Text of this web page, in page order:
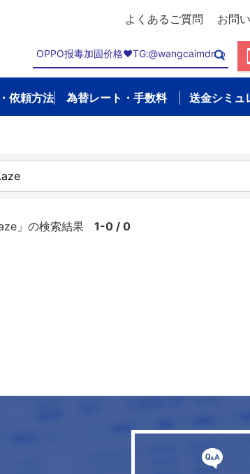
よくあるご質問 お問
依頼方法 為替レート・手数料 送金シミュ
」の検索結果 1-0 / 0